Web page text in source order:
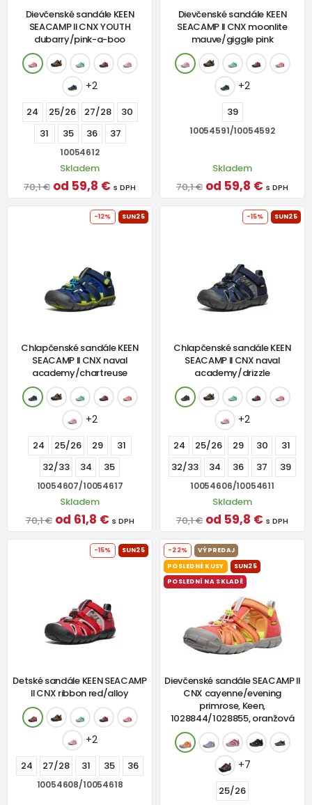
Dievčenské sandále KEEN
SEACAMP II CNX YOUTH
dubarry/pink-a-boo
+2
24 25/26 27/28
30
31
35 36 37
10054612
Skladem
70,1 € od 59,8 € s DPH
Dievčenské sandále KEEN
SEACAMP II CNX moonlite
mauve/giggle pink
+2
39
10054591/10054592
Skladem
70,1 € od 59,8 € s DPH
-12% SUN25
Chlapčenské sandále KEEN
SEACAMP II CNX naval
academy/chartreuse
+2
24 25/26 29
31
32/33
34 35
10054607/10054617
Skladem
70,1 € od 61,8 € s DPH
-15% SUN25
Chlapčenské sandále KEEN
SEACAMP II CNX naval
academy/drizzle
+2
24 25/26 29 30
31
32/33
34 36 37 39
10054606/10054611
Skladem
70,1 € od 59,8 € s DPH
-15% SUN25
Detské sandále KEEN SEACAMP
II CNX ribbon red/alloy
+2
24 27/28 31 35 36
10054608/10054618
-22%
VÝPREDAJ
POSLEDNÉ KUSY
SUN25
POSLEDNÍ NA SKLADĚ
Dievčenské sandále SEACAMP II
CNX cayenne/evening
primrose, Keen,
1028844/1028855, oranžová
+7
25/26